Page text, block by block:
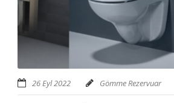
26 Eyl 2022 Gömme Rezervuar